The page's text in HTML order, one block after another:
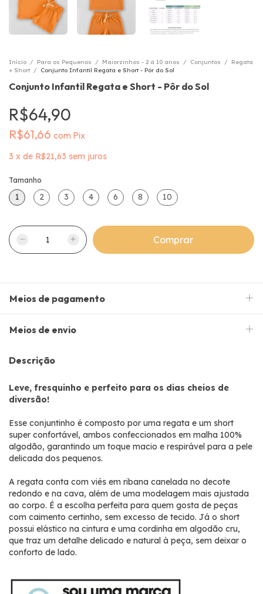
Início / Para os Pequenos / Maiorzinhos - 2 à 10 anos / Conjuntos /
Regata
+ Short / Conjunto Infantil Regata e Short - Pôr do Sol
Conjunto Infantil Regata e Short - Pôr do Sol
R$64,90
R$61,66 com Pix
3 x de R$21,63 sem juros
Tamanho
1 2 3 4 6 8 10
Meios de pagamento
Meios de envio
Descrição
Leve, fresquinho e perfeito para os dias cheios de
diversão!
Esse conjuntinho é composto por uma regata e um short
super confortável, ambos confeccionados em malha 100%
algodão, garantindo um toque macio e respirável para a pele
delicada dos pequenos.
A regata conta com viés em ribana canelada no decote
redondo e na cava, além de uma modelagem mais ajustada
ao corpo. É a escolha perfeita para quem gosta de peças
com caimento certinho, sem excesso de tecido. Já o short
possui elástico na cintura e uma cordinha em algodão cru,
que traz um detalhe delicado e natural à peça, sem deixar o
conforto de lado.